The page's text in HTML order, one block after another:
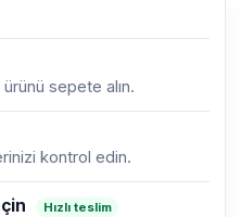
sepete alın.
kontrol edin.
Hızlı teslim